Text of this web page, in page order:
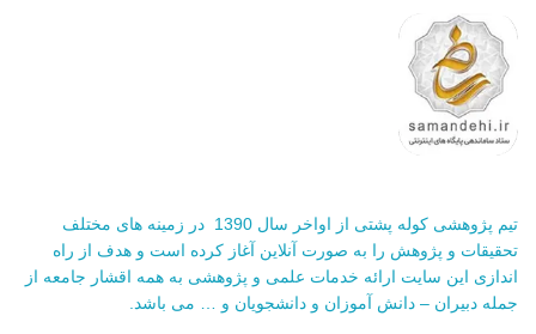
تیم پژوهشی کوله پشتی از اواخر سال 1390 در زمینه های مختلف
تحقیقات و پژوهش را به صورت آنلاین آغاز کرده است و هدف از راه
اندازی این سایت ارائه خدمات علمی و پژوهشی به همه اقشار جامعه از
جمله دبیران – دانش آموزان و دانشجویان و … می باشد.